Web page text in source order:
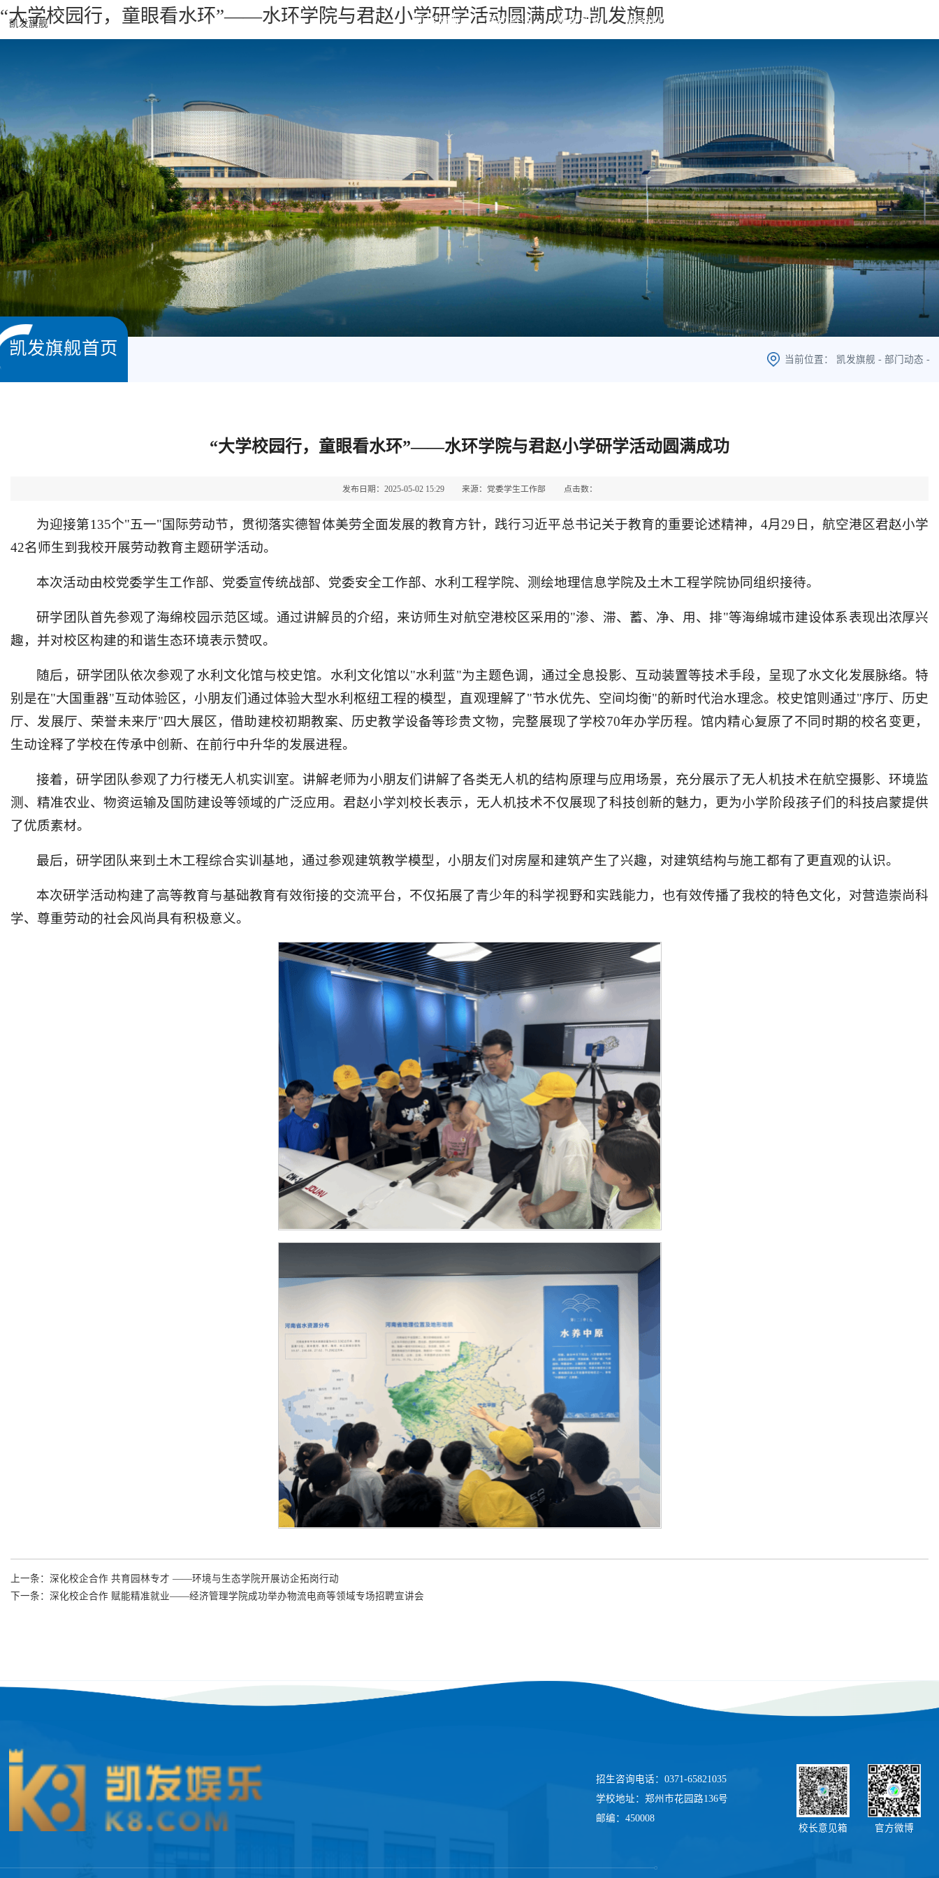
“大学校园行，童眼看水环”——水环学院与君赵小学研学活动圆满成功-凯发旗舰
凯发旗舰 凯发旗舰 学校概况 组织机构 师资队伍
凯发旗舰首页
当前位置： 凯发旗舰 -部门动态 -
“大学校园行，童眼看水环”——水环学院与君赵小学研学活动圆满成功
发布日期：2025-05-02 15:29 来源：党委学生工作部 点击数：
为迎接第135个"五一"国际劳动节，贯彻落实德智体美劳全面发展的教育方针，践行习近平总书记关于教育的重要论述精神，4月29日，航空港区君赵小学
42名师生到我校开展劳动教育主题研学活动。
本次活动由校党委学生工作部、党委宣传统战部、党委安全工作部、水利工程学院、测绘地理信息学院及土木工程学院协同组织接待。
研学团队首先参观了海绵校园示范区域。通过讲解员的介绍，来访师生对航空港校区采用的"渗、滞、蓄、净、用、排"等海绵城市建设体系表现出浓厚兴
趣，并对校区构建的和谐生态环境表示赞叹。
随后，研学团队依次参观了水利文化馆与校史馆。水利文化馆以"水利蓝"为主题色调，通过全息投影、互动装置等技术手段，呈现了水文化发展脉络。特
别是在"大国重器"互动体验区，小朋友们通过体验大型水利枢纽工程的模型，直观理解了"节水优先、空间均衡"的新时代治水理念。校史馆则通过"序厅、历史
厅、发展厅、荣誉未来厅"四大展区，借助建校初期教案、历史教学设备等珍贵文物，完整展现了学校70年办学历程。馆内精心复原了不同时期的校名变更，
生动诠释了学校在传承中创新、在前行中升华的发展进程。
接着，研学团队参观了力行楼无人机实训室。讲解老师为小朋友们讲解了各类无人机的结构原理与应用场景，充分展示了无人机技术在航空摄影、环境监
测、精准农业、物资运输及国防建设等领域的广泛应用。君赵小学刘校长表示，无人机技术不仅展现了科技创新的魅力，更为小学阶段孩子们的科技启蒙提供
了优质素材。
最后，研学团队来到土木工程综合实训基地，通过参观建筑教学模型，小朋友们对房屋和建筑产生了兴趣，对建筑结构与施工都有了更直观的认识。
本次研学活动构建了高等教育与基础教育有效衔接的交流平台，不仅拓展了青少年的科学视野和实践能力，也有效传播了我校的特色文化，对营造崇尚科
学、尊重劳动的社会风尚具有积极意义。
上一条： 深化校企合作 共育园林专才 ——环境与生态学院开展访企拓岗行动
下一条： 深化校企合作 赋能精准就业——经济管理学院成功举办物流电商等领域专场招聘宣讲会
招生咨询电话：0371-65821035
学校地址：郑州市花园路136号
邮编：450008
校长意见箱
官方微博